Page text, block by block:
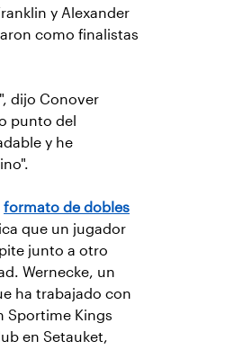
y Alexander
como finalistas
dijo Conover
punto del
y he
formato de dobles
que un jugador
junto a otro
Wernecke, un
ha trabajado con
Sportime Kings
en Setauket,